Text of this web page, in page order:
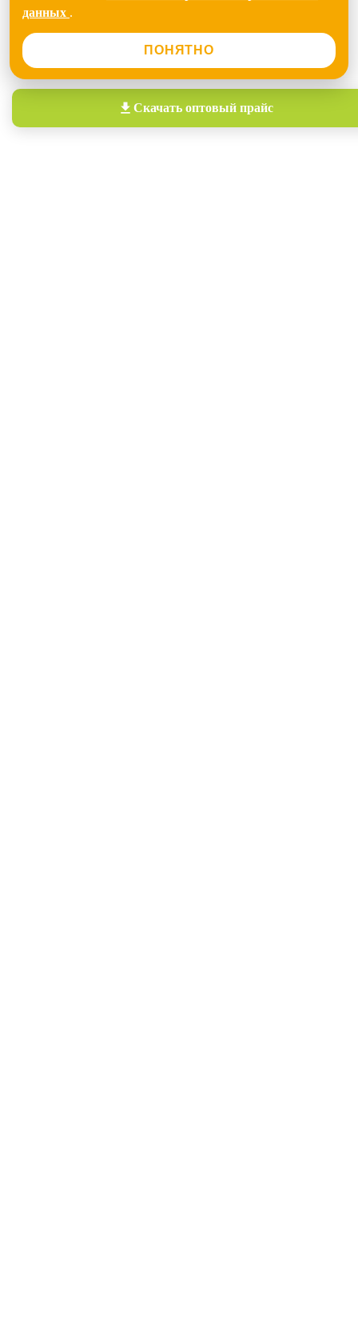
данных .
ПОНЯТНО
Скачать оптовый прайс